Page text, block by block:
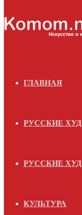
ГЛАВНАЯ
РУССКИЕ
РУССКИЕ
КУЛЬТУРА